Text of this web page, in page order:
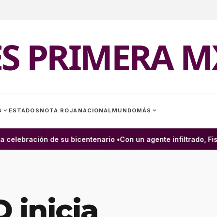
PRIMERA
expand_more ESTADOS NOTA ROJA NACIONAL MUNDOMÁS expand_more
de su bicentenario •Con un agente infiltrado,